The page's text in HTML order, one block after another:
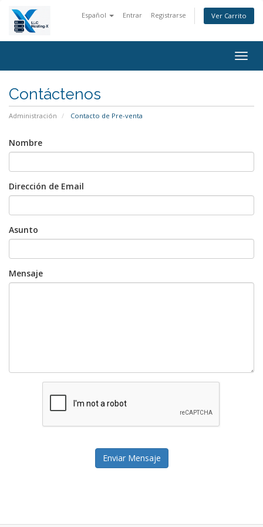
Español Entrar Registrarse Ver Carrito
Contáctenos
Administración Contacto de Pre-venta
Nombre
Dirección de Email
Asunto
Mensaje
Enviar Mensaje